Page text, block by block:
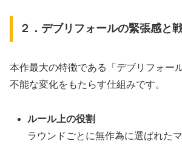
２．デブリフォールの緊張感と
本作最大の特徴である「デブリフォー
不能な変化をもたらす仕組みです。
ルール上の役割
ラウンドごとに無作為に選ばれた